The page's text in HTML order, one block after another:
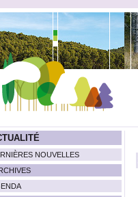
NOUVELLES